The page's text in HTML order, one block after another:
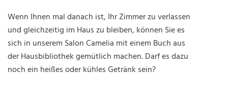
Wenn Ihnen mal danach ist, Ihr Zimmer zu verlassen
und gleichzeitig im Haus zu bleiben, können Sie es
sich in unserem Salon Camelia mit einem Buch aus
der Hausbibliothek gemütlich machen. Darf es dazu
noch ein heißes oder kühles Getränk sein?